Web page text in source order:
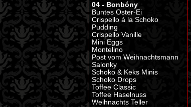
04 - Bonbóny
Buntes Oster-Ei
Crispello á la Schoko
Pudding
Crispello Vanille
Mini Eggs
Montelino
Post vom Weihnachtsmann
Salonky
Schoko & Keks Minis
Schoko Drops
Toffee Classic
Toffee Haselnuss
Weihnachts Teller